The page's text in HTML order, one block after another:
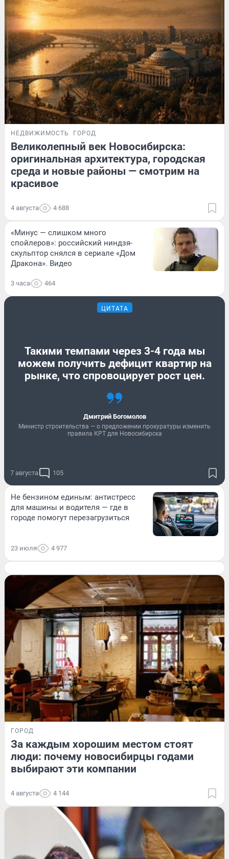
НЕДВИЖИМОСТЬ ГОРОД
Великолепный век Новосибирска:
оригинальная архитектура, городская
среда и новые районы — смотрим на
красивое
4 августа 4 688
«Минус — слишком много
спойлеров»: российский ниндзя-
скульптор снялся в сериале «Дом
Дракона». Видео
3 часа 464
ЦИТАТА
Такими темпами через 3-4 года мы
можем получить дефицит квартир на
рынке, что спровоцирует рост цен.
Дмитрий Богомолов
Министр строительства — о предложении прокуратуры изменить
правила КРТ для Новосибирска
7 августа 105
Не бензином единым: антистресс
для машины и водителя — где в
городе помогут перезагрузиться
23 июля 4 977
ГОРОД
За каждым хорошим местом стоят
люди: почему новосибирцы годами
выбирают эти компании
4 августа 4 144